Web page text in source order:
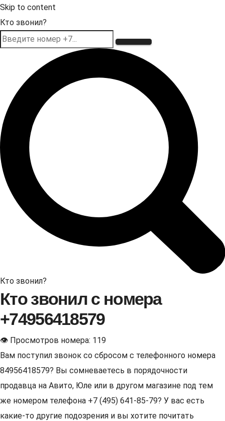
Skip to content
Кто звонил?
Кто звонил?
Кто звонил с номера
+74956418579
👁 Просмотров номера: 119
Вам поступил звонок со сбросом с телефонного номера
84956418579? Вы сомневаетесь в порядочности
продавца на Авито, Юле или в другом магазине под тем
же номером телефона +7 (495) 641-85-79? У вас есть
какие-то другие подозрения и вы хотите почитать